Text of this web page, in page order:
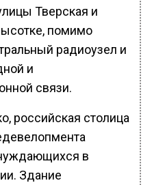
Тверская и
помимо
радиоузел и
и
связи.
российская столица
в
Здание